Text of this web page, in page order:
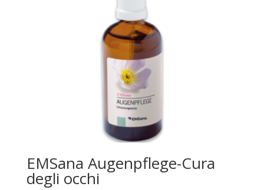
EMSana Augenpflege-Cura
degli occhi